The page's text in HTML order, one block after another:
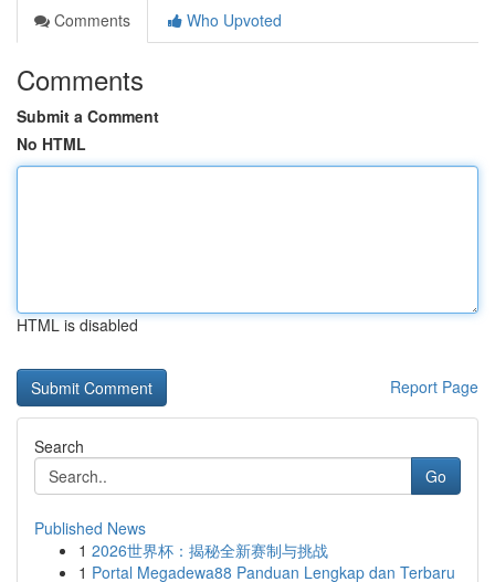
Comments
Who Upvoted
Comments
Submit a Comment
No HTML
HTML is disabled
Report Page
Search
Go
Published News
1 2026世界杯：揭秘全新赛制与挑战
1 Portal Megadewa88 Panduan Lengkap dan Terbaru